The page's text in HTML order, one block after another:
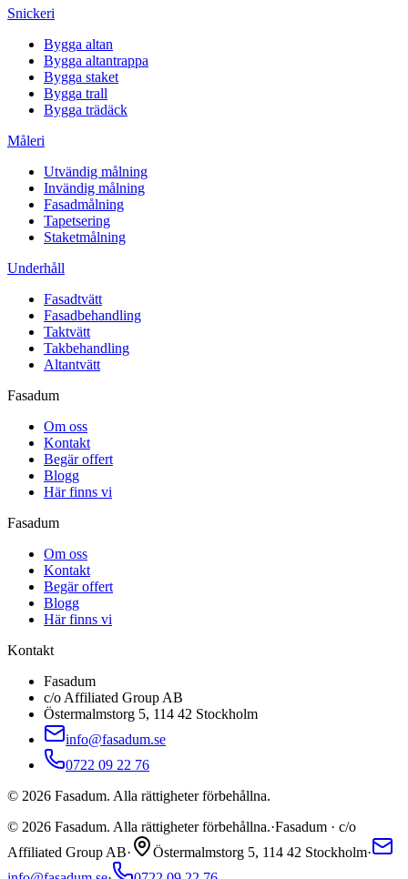
Snickeri
Bygga altan
Bygga altantrappa
Bygga staket
Bygga trall
Bygga trädäck
Måleri
Utvändig målning
Invändig målning
Fasadmålning
Tapetsering
Staketmålning
Underhåll
Fasadtvätt
Fasadbehandling
Taktvätt
Takbehandling
Altantvätt
Fasadum
Om oss
Kontakt
Begär offert
Blogg
Här finns vi
Fasadum
Om oss
Kontakt
Begär offert
Blogg
Här finns vi
Kontakt
Fasadum
c/o Affiliated Group AB
Östermalmstorg 5, 114 42 Stockholm
info@fasadum.se
0722 09 22 76
© 2026 Fasadum. Alla rättigheter förbehållna.
© 2026 Fasadum. Alla rättigheter förbehållna.·Fasadum · c/o
Affiliated Group AB· Östermalmstorg 5, 114 42 Stockholm·